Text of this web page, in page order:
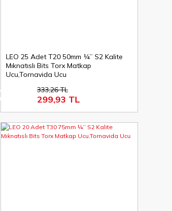
LEO 25 Adet T20 50mm ¼’’ S2 Kalite
Mıknatıslı Bits Torx Matkap
Ucu,Tornavida Ucu
%10
indirim
333,26 TL
299,93 TL